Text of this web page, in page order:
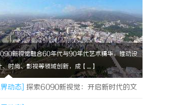
新视觉融合60年代与90年代艺术精华，推动设
、时尚、影视等领域创新，成【....】
动态] 探索6090新视觉：开启新时代的文